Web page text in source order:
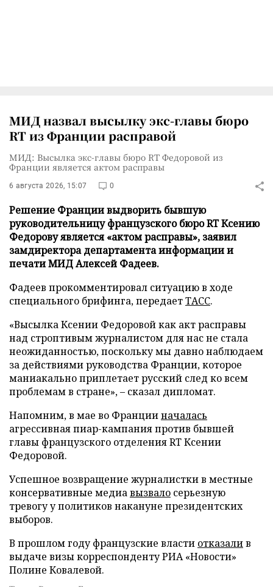
МИД назвал высылку экс-главы бюро
RT из Франции расправой
МИД: Высылка экс-главы бюро RT Федоровой из
Франции является актом расправы
6 августа 2026, 15:07 0
Решение Франции выдворить бывшую
руководительницу французского бюро RT Ксению
Федорову является «актом расправы», заявил
замдиректора департамента информации и
печати МИД Алексей Фадеев.
Фадеев прокомментировал ситуацию в ходе
специального брифинга, передаетТАСС.
«Высылка Ксении Федоровой как акт расправы
над строптивым журналистом для нас не стала
неожиданностью, поскольку мы давно наблюдаем
за действиями руководства Франции, которое
маниакально приплетает русский след ко всем
проблемам в стране», – сказал дипломат.
Напомним, в мае во Францииначалась
агрессивная пиар-кампания против бывшей
главы французского отделения RT Ксении
Федоровой.
Успешное возвращение журналистки в местные
консервативные медиавызвало серьезную
тревогу у политиков накануне президентских
выборов.
В прошлом году французские власти отказалив
выдаче визы корреспонденту РИА «Новости»
Полине Ковалевой.